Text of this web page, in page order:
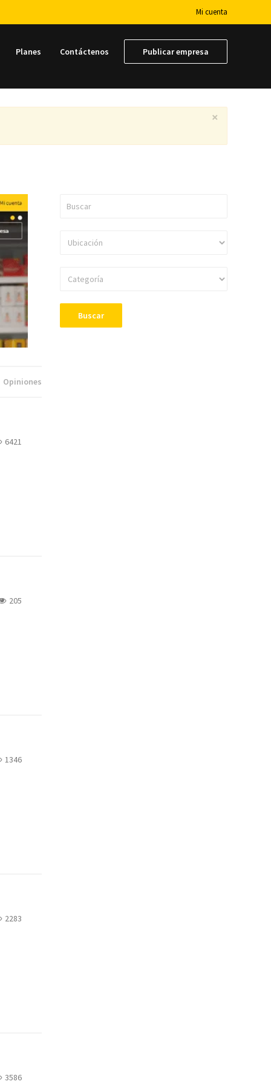
Mi cuenta
Planes Contáctenos Publicar empresa
×
Opiniones
6421
205
1346
2283
3586
Buscar